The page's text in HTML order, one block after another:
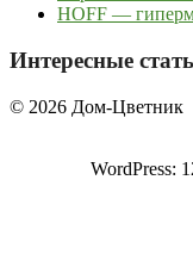
HOFF —
Интересные
© 2026 Дом-Цветник
WordPress: